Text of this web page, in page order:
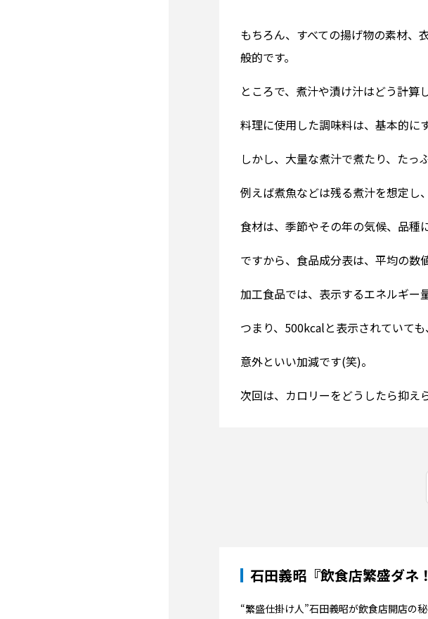
もちろん、すべての揚げ物の素材、
般的です。
ところで、煮汁や漬け汁はどう計算
料理に使用した調味料は、基本的に
しかし、大量な煮汁で煮たり、た
例えば煮魚などは残る煮汁を想定し
食材は、季節やその年の気候、品種
ですから、食品成分表は、平均の数
加工食品では、表示するエネルギー
つまり、500kcalと表示されていて
意外といい加減です(笑)。
次回は、カロリーをどうしたら抑え
石田義昭『飲食店繁盛ダネ
“繁盛仕掛け人”石田義昭が飲食店開店の